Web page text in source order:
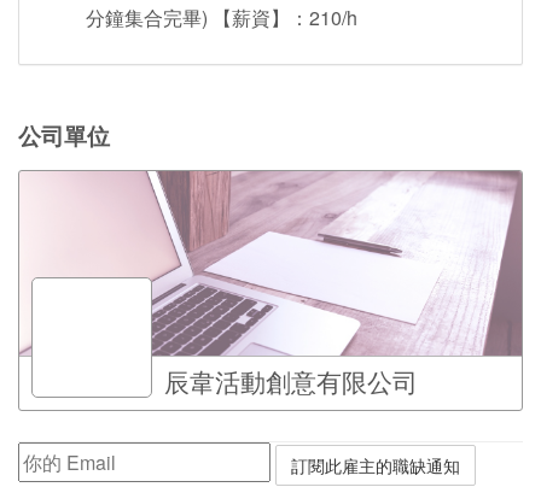
分鐘集合完畢) 【薪資】：210/h
公司單位
辰韋活動創意有限公司